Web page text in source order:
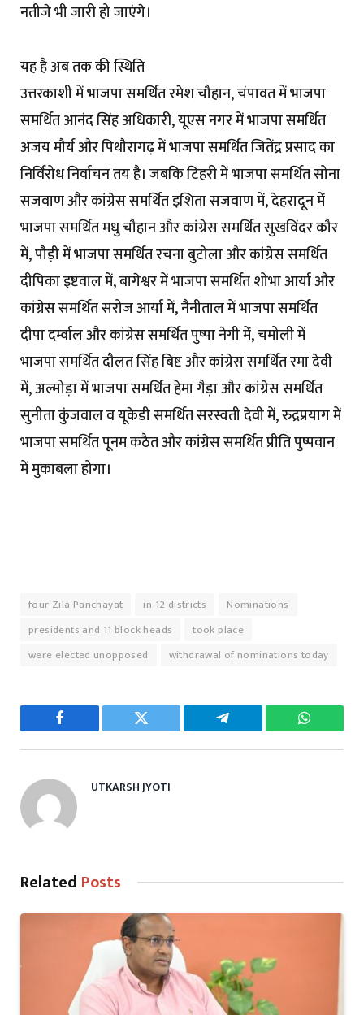
नतीजे भी जारी हो जाएंगे।
यह है अब तक की स्थिति
उत्तरकाशी में भाजपा समर्थित रमेश चौहान, चंपावत में भाजपा
समर्थित आनंद सिंह अधिकारी, यूएस नगर में भाजपा समर्थित
अजय मौर्य और पिथौरागढ़ में भाजपा समर्थित जितेंद्र प्रसाद का
निर्विरोध निर्वाचन तय है। जबकि टिहरी में भाजपा समर्थित सोना
सजवाण और कांग्रेस समर्थित इशिता सजवाण में, देहरादून में
भाजपा समर्थित मधु चौहान और कांग्रेस समर्थित सुखविंदर कौर
में, पौड़ी में भाजपा समर्थित रचना बुटोला और कांग्रेस समर्थित
दीपिका इष्टवाल में, बागेश्वर में भाजपा समर्थित शोभा आर्या और
कांग्रेस समर्थित सरोज आर्या में, नैनीताल में भाजपा समर्थित
दीपा दर्म्वाल और कांग्रेस समर्थित पुष्पा नेगी में, चमोली में
भाजपा समर्थित दौलत सिंह बिष्ट और कांग्रेस समर्थित रमा देवी
में, अल्मोड़ा में भाजपा समर्थित हेमा गैड़ा और कांग्रेस समर्थित
सुनीता कुंजवाल व यूकेडी समर्थित सरस्वती देवी में, रुद्रप्रयाग में
भाजपा समर्थित पूनम कठैत और कांग्रेस समर्थित प्रीति पुष्पवान
में मुकाबला होगा।
four Zila Panchayat in 12 districts
Nominations
presidents and 11 block heads
took place
were elected unopposed
withdrawal of nominations today
Facebook Twitter Telegram
UTKARSH JYOTI
Related Posts